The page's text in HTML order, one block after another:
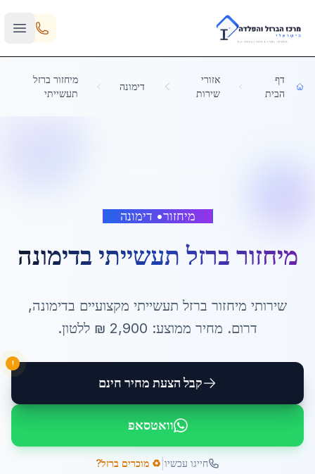
Skip to main content
דף
הבית
אזורי
שירות
דימונה
מיחזור ברזל
תעשייתי
מיחזור• דימונה
מיחזור ברזל תעשייתי בדימונה
שירותי מיחזור ברזל תעשייתי מקצועיים בדימונה,
דרום. מחיר ממוצע: 2,900 ₪ ללטון.
קבל הצעת מחיר חינם
!
וואטסאפ
חייגו עכשיו ♻️ מוכרים ברזל?